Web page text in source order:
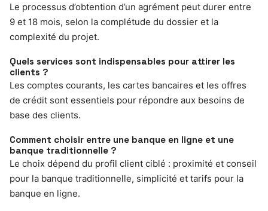
Le processus d’obtention d’un agrément peut durer entre
9 et 18 mois, selon la complétude du dossier et la
complexité du projet.
Quels services sont indispensables pour attirer les
clients ?
Les comptes courants, les cartes bancaires et les offres
de crédit sont essentiels pour répondre aux besoins de
base des clients.
Comment choisir entre une banque en ligne et une
banque traditionnelle ?
Le choix dépend du profil client ciblé : proximité et conseil
pour la banque traditionnelle, simplicité et tarifs pour la
banque en ligne.